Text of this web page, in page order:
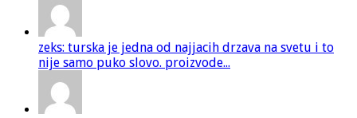
zeks: turska je jedna od najjacih drzava na svetu i to
nije samo puko slovo. proizvode...